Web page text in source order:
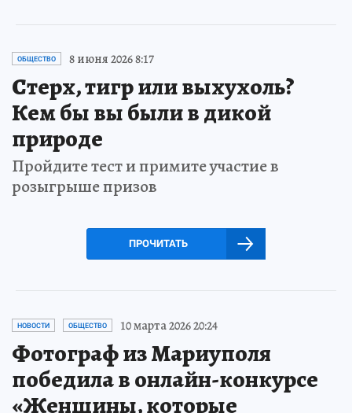
ОБЩЕСТВО 8 июня 2026 8:17
Стерх, тигр или выхухоль?
Кем бы вы были в дикой
природе
Пройдите тест и примите участие в
розыгрыше призов
ПРОЧИТАТЬ
НОВОСТИ ОБЩЕСТВО 10 марта 2026 20:24
Фотограф из Мариуполя
победила в онлайн-конкурсе
«Женщины, которые